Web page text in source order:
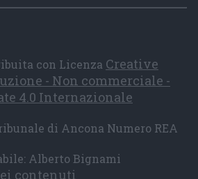
con Licenza Creative
- Non commerciale -
4.0 Internazionale
di Ancona Numero REA
Alberto Bignami
contenuti